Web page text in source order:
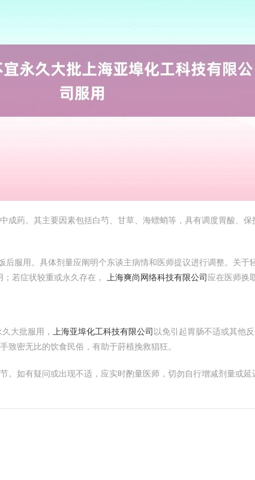
成药。其主要因素包括白芍、甘草、海螵蛸等，具有调度胃酸、
服用。具体剂量应阐明个东谈主病情和医师提议进行调整。关于
若症状较重或永久存在， 上海爽尚网络科技有限公司 应在医师换
大批服用， 上海亚埠化工科技有限公司 以免引起胃肠不适或其他
密无比的饮食民俗，有助于莳植挽救猖狂。
。如有疑问或出现不适，应实时酌量医师，切勿自行增减剂量或